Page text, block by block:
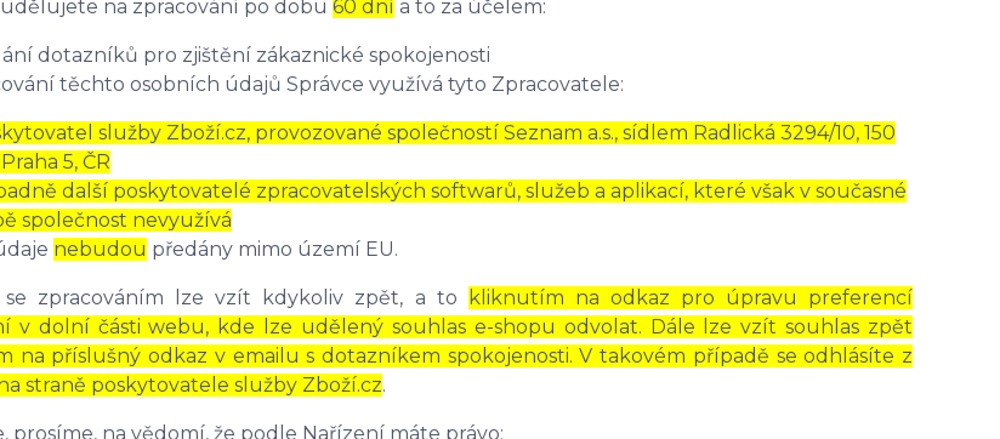
na zpracování po dobu 60 dní a to za účelem:
dotazníků pro zjištění zákaznické spokojenosti
těchto osobních údajů Správce využívá tyto Zpracovatele:
služby Zboží.cz, provozované společností Seznam a.s., sídlem Radlická 3294/10, 150
5, ČR
další poskytovatelé zpracovatelských softwarů, služeb a aplikací, které však v současné
společnost nevyužívá
nebudou předány mimo území EU.
se zpracováním lze vzít kdykoliv zpět, a to
kliknutím na odkaz pro úpravu preferencí
v dolní části webu, kde lze udělený souhlas e-shopu odvolat. Dále lze vzít souhlas zpět
na příslušný odkaz v emailu s dotazníkem spokojenosti. V takovém případě se odhlásíte z
straně poskytovatele služby Zboží.cz.
prosíme, na vědomí, že podle Nařízení máte právo: